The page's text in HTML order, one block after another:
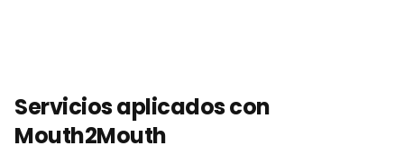
Servicios aplicados con
Mouth2Mouth